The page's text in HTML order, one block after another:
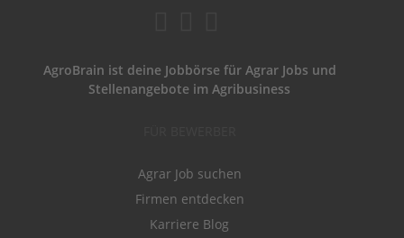
AgroBrain ist deine Jobbörse für Agrar Jobs und
Stellenangebote im Agribusiness
Agrar Job suchen
Firmen entdecken
Karriere Blog